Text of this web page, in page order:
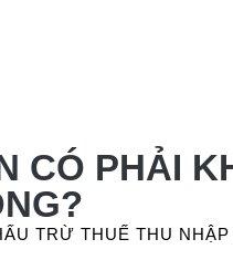
CÓ PHẢI
TRỪ THUẾ THU